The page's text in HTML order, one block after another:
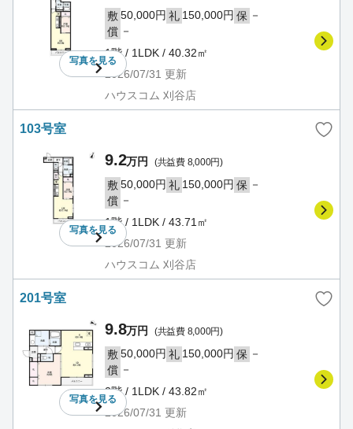
写真を見る
敷50,000円 礼 150,000円 保 －
償 －
1階 / 1LDK / 40.32㎡
2026/07/31 更新
ハウスコム 刈谷店
103号室
写真を見る
9.2万円 (共益費 8,000円)
敷50,000円 礼 150,000円 保 －
償 －
1階 / 1LDK / 43.71㎡
2026/07/31 更新
ハウスコム 刈谷店
201号室
写真を見る
9.8万円 (共益費 8,000円)
敷50,000円 礼 150,000円 保 －
償 －
2階 / 1LDK / 43.82㎡
2026/07/31 更新